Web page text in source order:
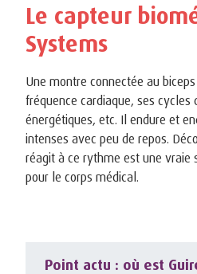
Le capteur
Systems
Une montre connectée au
fréquence cardiaque, ses cycles
énergétiques, etc. Il endure et
intenses avec peu de repos.
réagit à ce rythme est une vraie
pour le corps médical.
Point actu : où est